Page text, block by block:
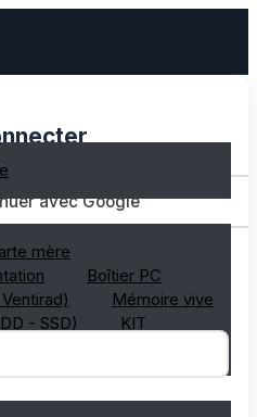
mère
Boîtier PC
Mémoire vive
- SSD)
KIT
avec Google
OU